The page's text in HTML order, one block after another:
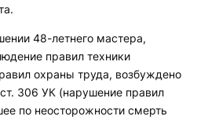
48-летнего мастера,
правил техники
охраны труда, возбуждено
306 УК (нарушение правил
по неосторожности смерть